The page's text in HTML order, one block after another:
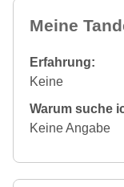
Meine
Erfahrung:
Keine
Warum suche
Keine Angabe